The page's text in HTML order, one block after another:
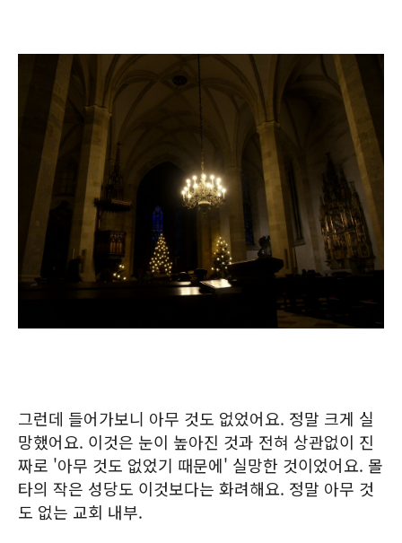
그런데 들어가보니 아무 것도 없었어요. 정말 크게 실
망했어요. 이것은 눈이 높아진 것과 전혀 상관없이 진
짜로 '아무 것도 없었기 때문에' 실망한 것이었어요. 몰
타의 작은 성당도 이것보다는 화려해요. 정말 아무 것
도 없는 교회 내부.